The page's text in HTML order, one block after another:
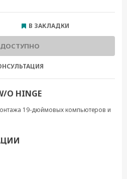
В ЗАКЛАДКИ
ДОСТУПНО
O HINGE
19-дюймовых компьютеров и